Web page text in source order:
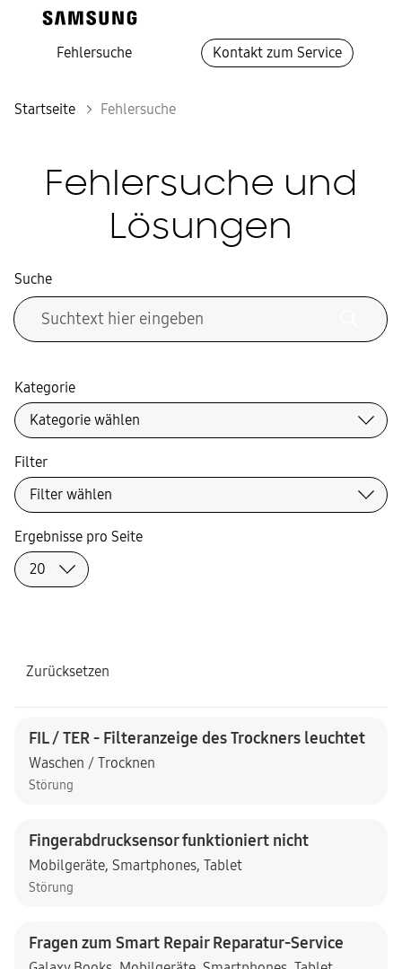
Fehlersuche Kontakt zum Service
Startseite Fehlersuche
Fehlersuche und
Lösungen
Suche
Kategorie
Filter
Zurücksetzen
Ergebnisse pro Seite
FIL / TER - Filteranzeige des Trockners leuchtet
Waschen / Trocknen
Störung
Fingerabdrucksensor funktioniert nicht
Mobilgeräte, Smartphones, Tablet
Störung
Fragen zum Smart Repair Reparatur-Service